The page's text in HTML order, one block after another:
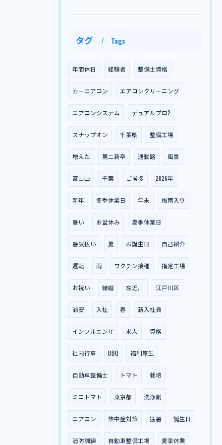
タグ Tags
年間休日 経験者 整備士資格
カーエアコン エアコンクリーニング
エアコンシステム デュアルプロ2
スナップオン 千葉県 整備工場
増えた 第二新卒 通勤路 風景
富士山 千葉 ご挨拶 2026年
新年 冬季休業日 年末 梅雨入り
暑い お盆休み 夏季休業日
暑気払い 夏 お誕生日 自己紹介
運転 雨 ワクチン接種 指定工場
お祝い 結婚 左近川 江戸川区
浦安 入社 春 新入社員
インフルエンザ 求人 資格
社内行事 BBQ 福利厚生
自動車整備士 トマト 栽培
ミニトマト 東京都 洗浄剤
エアコン 熱中症対策 猛暑 誕生日
消防訓練 自動車整備工場 夏季休業